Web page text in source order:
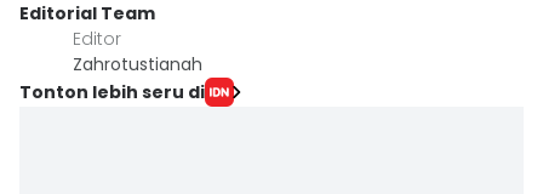
Editorial Team
Editor
Zahrotustianah
Tonton lebih seru di